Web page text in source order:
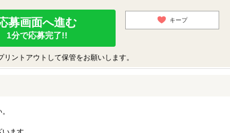
募画面へ進む
1分で応募完了!!
キープ
ントアウトして保管をお願いします。